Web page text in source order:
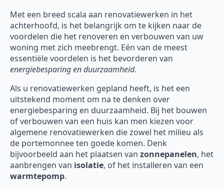
Met een breed scala aan renovatiewerken in het
achterhoofd, is het belangrijk om te kijken naar de
voordelen die het renoveren en verbouwen van uw
woning met zich meebrengt. Eén van de meest
essentiële voordelen is het bevorderen van
energiebesparing en duurzaamheid.
Als u renovatiewerken gepland heeft, is het een
uitstekend moment om na te denken over
energiebesparing en duurzaamheid. Bij het bouwen
of verbouwen van een huis kan men kiezen voor
algemene renovatiewerken die zowel het milieu als
de portemonnee ten goede komen. Denk
bijvoorbeeld aan het plaatsen van zonnepanelen, het
aanbrengen van isolatie, of het installeren van een
warmtepomp.